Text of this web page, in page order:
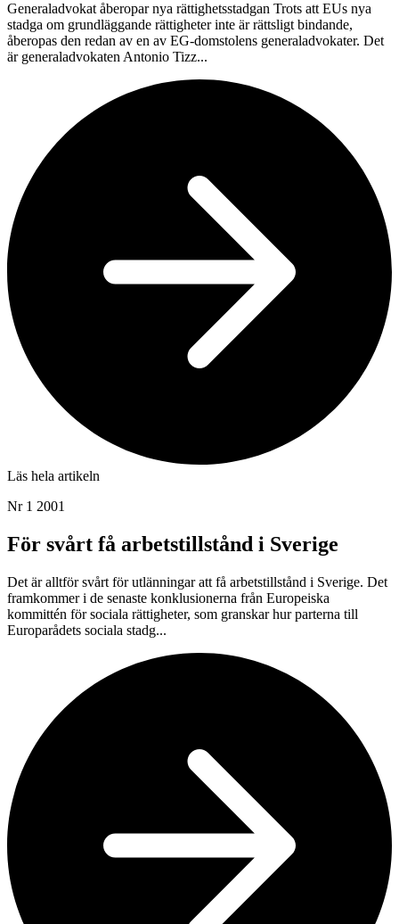
Generaladvokat åberopar nya rättighetsstadgan Trots att EUs nya
stadga om grundläggande rättigheter inte är rättsligt bindande,
åberopas den redan av en av EG-domstolens generaladvokater. Det
är generaladvokaten Antonio Tizz...
Läs hela artikeln
Nr 1 2001
För svårt få arbetstillstånd i Sverige
Det är alltför svårt för utlänningar att få arbetstillstånd i Sverige. Det
framkommer i de senaste konklusionerna från Europeiska
kommittén för sociala rättigheter, som granskar hur parterna till
Europarådets sociala stadg...